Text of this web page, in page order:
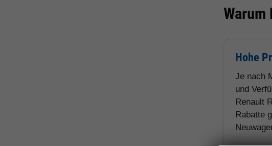
Warum
Hohe
Je nach
und
Renault
Rabatte